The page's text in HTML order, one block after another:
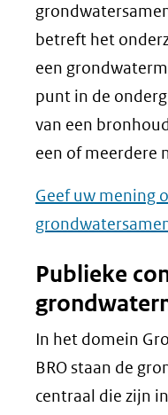
betreft het
een
punt in de
van een
een of meerdere
Geef uw mening
Publieke
In het domein
BRO staan de
centraal die zijn